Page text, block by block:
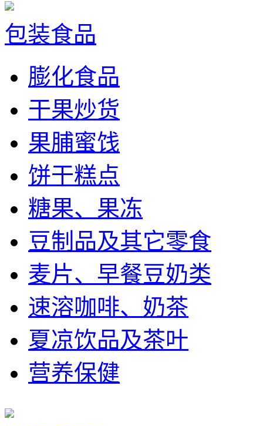
包装食品
膨化食品
干果炒货
果脯蜜饯
饼干糕点
糖果、果冻
豆制品及其它零食
麦片、早餐豆奶类
速溶咖啡、奶茶
夏凉饮品及茶叶
营养保健